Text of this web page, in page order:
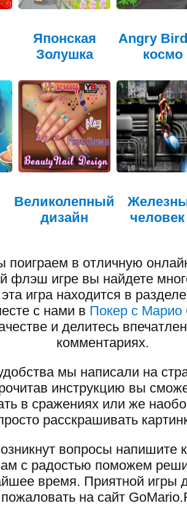
Японская
Золушка
Angry
космо
Великолепный
дизайн
человек
поиграем в отличную
флэш игре вы найдете
эта игра находится в
с нами в Покер с Марио
и делитесь
комментариях.
мы написали на
инструкцию вы
в сражениях или же
расскрашивать
вопросы напишите
с радостью поможем
время. Приятной игры
пожаловать на сайт